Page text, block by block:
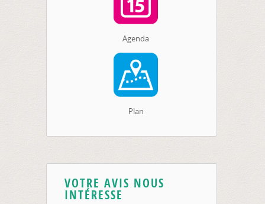
Agenda
Plan
VOTRE AVIS NOUS
INTÉRESSE